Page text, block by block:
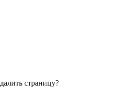
страницу?